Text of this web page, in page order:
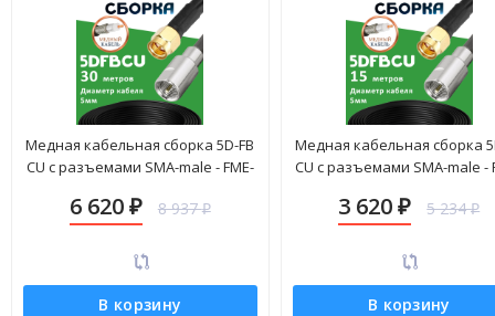
Медная кабельная сборка 5D-FB
CU с разъемами SMA-male - FME-
6 620 ₽ 8 937₽
В корзину
Медная кабельная сборка
CU с разъемами SMA-male -
3 620₽ 5 234₽
В корзину